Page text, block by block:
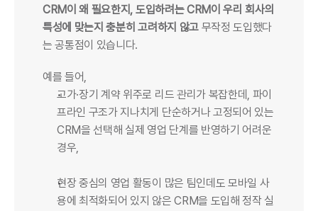
CRM이 왜 필요한지, 도입하려는 CRM이 우리 회사의
특성에 맞는지 충분히 고려하지 않고 무작정 도입했다
는 공통점이 있습니다.
예를 들어,
고가·장기 계약 위주로 리드 관리가 복잡한데, 파이
프라인 구조가 지나치게 단순하거나 고정되어 있는
CRM을 선택해 실제 영업 단계를 반영하기 어려운
경우,
현장 중심의 영업 활동이 많은 팀인데도 모바일 사
용에 최적화되어 있지 않은 CRM을 도입해 정작 실